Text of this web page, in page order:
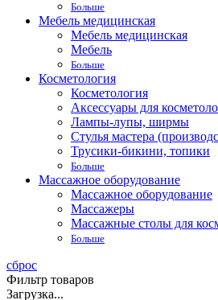
Больше
Мебель медицинская
Мебель медицинская
Мебель
Больше
Косметология
Косметология
Аксессуары для
Лампы-лупы, ширмы
Стулья мастера
Трусики-бикини, топики
Больше
Массажное оборудование
Массажное оборудование
Массажеры
Массажные столы для
Больше
сброс
Фильтр товаров
Загрузка...